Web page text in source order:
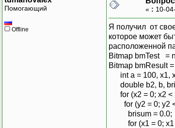
Помогающий
Offline
« : 10-
Я получил от
которое может
расположенной
Bitmap bmTest =
Bitmap bmResult
int a = 100, x1,
double b2, b,
for (x2 = 0; x2 <
for (y2 = 0; y2 <
brisum = 0.0;
for (x1 = 0; x1